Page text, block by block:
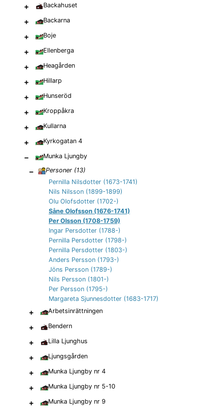
+ Backahuset
+ Backarna
+ Boje
+ Ellenberga
+ Heagården
+ Hillarp
+ Hunseröd
+ Kroppåkra
+ Kullarna
+ Kyrkogatan 4
− Munka Ljungby
− Personer (13)
Pernilla Nilsdotter (1673-1741)
Nils Nilsson (1899-1899)
Olu Olofsdotter (1702-)
Såne Olofsson (1676-1741)
Per Olsson (1708-1759)
Ingar Persdotter (1788-)
Pernilla Persdotter (1798-)
Pernilla Persdotter (1803-)
Anders Persson (1793-)
Jöns Persson (1789-)
Nils Persson (1801-)
Per Persson (1795-)
Margareta Sjunnesdotter (1683-1717)
+ Arbetsinrättningen
+ Bendern
+ Lilla Ljunghus
+ Ljungsgården
+ Munka Ljungby nr 4
+ Munka Ljungby nr 5-10
+ Munka Ljungby nr 9